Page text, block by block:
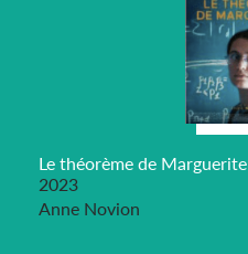
Le théorème de Marguerite
2023
Anne Novion